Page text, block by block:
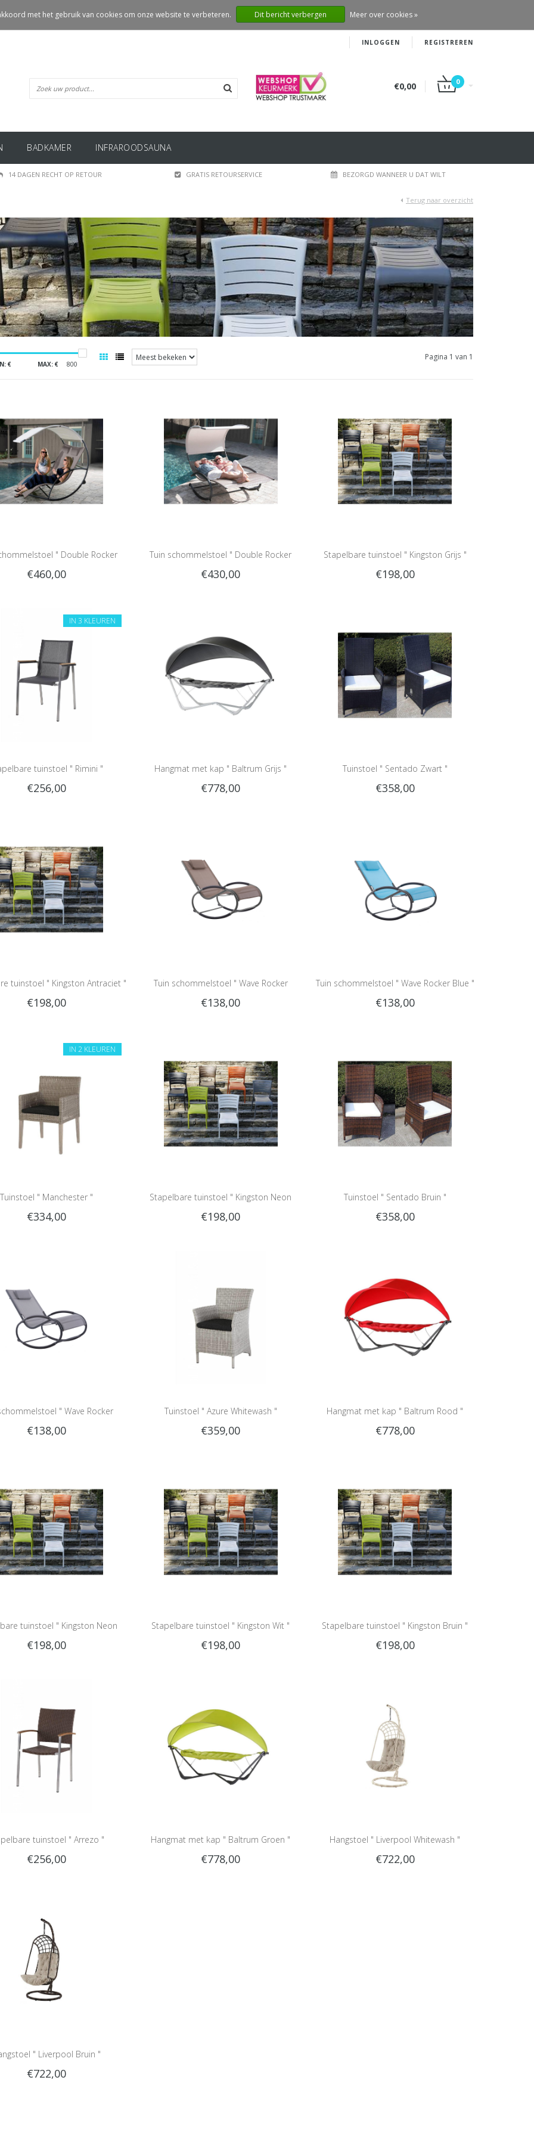
INLOGGEN REGISTREREN
€0,00 0
BADKAMER INFRAROODSAUNA
14 DAGEN RECHT OP RETOUR GRATIS RETOURSERVICE BEZORGD WANNEER U DAT WILT
Terug naar overzicht
€ MAX: € 800
Pagina 1 van 1
" Double Rocker
Cocoa "
€460,00
Tuin schommelstoel " Double Rocker
Sienna "
€430,00
Stapelbare tuinstoel " Kingston Grijs "
€198,00
IN 3 KLEUREN
tuinstoel " Rimini "
€256,00
Hangmat met kap " Baltrum Grijs "
€778,00
Tuinstoel " Sentado Zwart "
€358,00
tuinstoel " Kingston Antraciet "
€198,00
Tuin schommelstoel " Wave Rocker
Macchiato/Grey "
€138,00
Tuin schommelstoel " Wave Rocker Blue "
€138,00
IN 2 KLEUREN
Tuinstoel " Manchester "
€334,00
Stapelbare tuinstoel " Kingston Neon
groen "
€198,00
Tuinstoel " Sentado Bruin "
€358,00
" Wave Rocker
Grey/Black "
€138,00
Tuinstoel " Azure Whitewash "
€359,00
Hangmat met kap " Baltrum Rood "
€778,00
tuinstoel " Kingston Neon
oranje "
€198,00
Stapelbare tuinstoel " Kingston Wit "
€198,00
Stapelbare tuinstoel " Kingston Bruin "
€198,00
tuinstoel " Arrezo "
€256,00
Hangmat met kap " Baltrum Groen "
€778,00
Hangstoel " Liverpool Whitewash "
€722,00
" Liverpool Bruin "
€722,00
met het gebruik van cookies om onze website te verbeteren. Dit bericht verbergen Meer over cookies »